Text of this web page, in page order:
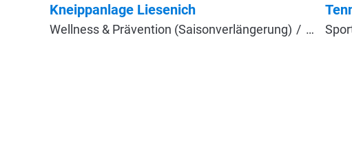
Kneippanlage Liesenich
Wellness & Prävention (Saisonverlängerung)